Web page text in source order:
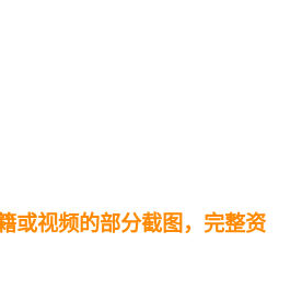
或视频的部分截图，完整资